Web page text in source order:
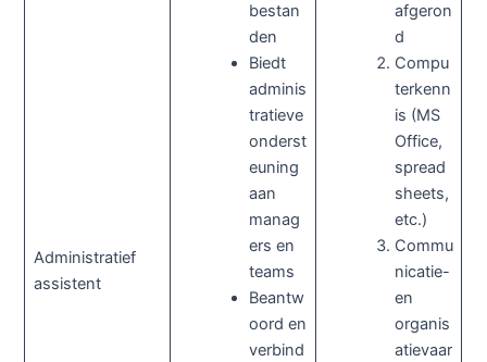
Administratief
assistent
bestan
den
Biedt
adminis
tratieve
onderst
euning
aan
manag
ers en
teams
Beantw
oord en
verbind
afgeron
d
Compu
terkenn
is (MS
Office,
spread
sheets,
etc.)
Commu
nicatie-
en
organis
atievaar